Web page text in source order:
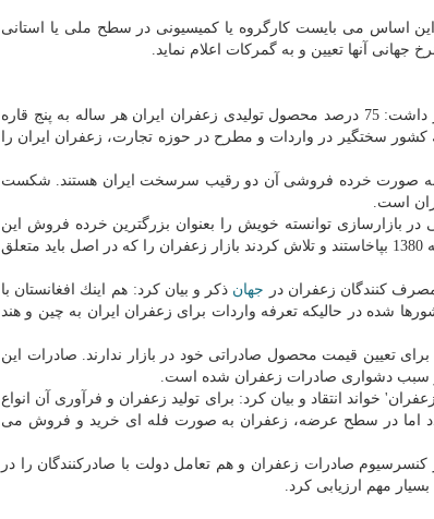
اساس می بایست كارگروه یا كمیسیونی در سطح ملی یا استانی
جهانی آنها تعیین و به گمركات اعلام نماید.
به پنج قاره
سختگیر در واردات و مطرح در حوزه تجارت، زعفران ایران را
به صورت خرده فروشی آن دو رقیب سرسخت ایران هستند. شكست
است.
در بازارسازی توانسته خویش را بعنوان بزرگترین خرده فروش این
معرفی نماید ولی تولیدكنندگان و صادركنندگان ایرانی در دهه 1380 بپاخاستند و تلاش كردند بازار زعفران را كه در اصل باید متعلق
كنندگان زعفران در جهان ذكر و بیان كرد: هم اینك افغانستان با
شده در حالیكه تعرفه واردات برای زعفران ایران به چین و هند
تعیین قیمت محصول صادراتی خود در بازار ندارند. صادرات این
سبب دشواری صادرات زعفران شده است.
خواند انتقاد و بیان كرد: برای تولید زعفران و فرآوری آن انواع
اما در سطح عرضه، زعفران به صورت فله ای خرید و فروش می
صادرات زعفران و هم تعامل دولت با صادركنندگان را در
مهم ارزیابی كرد.